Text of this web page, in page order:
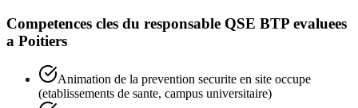
Competences cles du responsable QSE BTP evaluees
a Poitiers
Animation de la prevention securite en site occupe
(etablissements de sante, campus universitaire)